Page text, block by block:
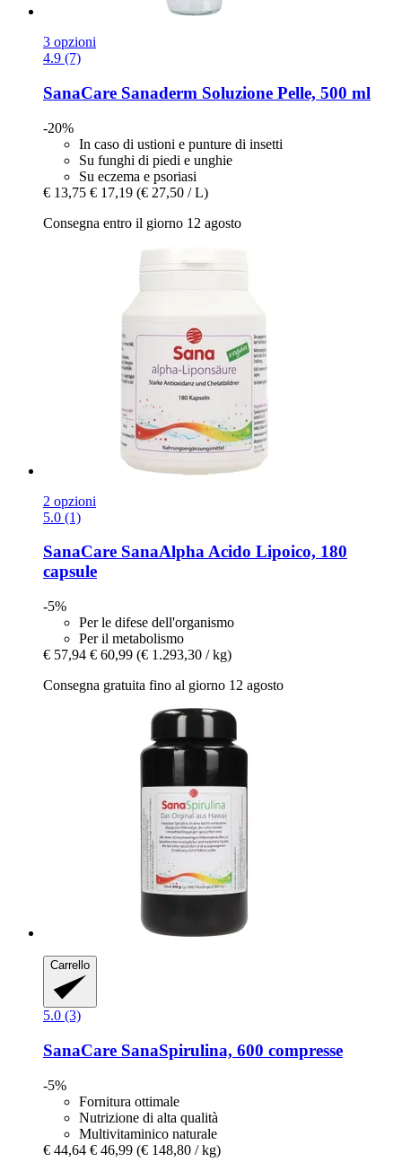
3 opzioni
4.9 (7)
SanaCare Sanaderm Soluzione Pelle, 500 ml
-20%
In caso di ustioni e punture di insetti
Su funghi di piedi e unghie
Su eczema e psoriasi
€ 13,75 € 17,19 (€ 27,50 / L)
Consegna entro il giorno 12 agosto
2 opzioni
5.0 (1)
SanaCare SanaAlpha Acido Lipoico, 180
capsule
-5%
Per le difese dell'organismo
Per il metabolismo
€ 57,94 € 60,99 (€ 1.293,30 / kg)
Consegna gratuita fino al giorno 12 agosto
Carrello
5.0 (3)
SanaCare SanaSpirulina, 600 compresse
-5%
Fornitura ottimale
Nutrizione di alta qualità
Multivitaminico naturale
€ 44,64 € 46,99 (€ 148,80 / kg)